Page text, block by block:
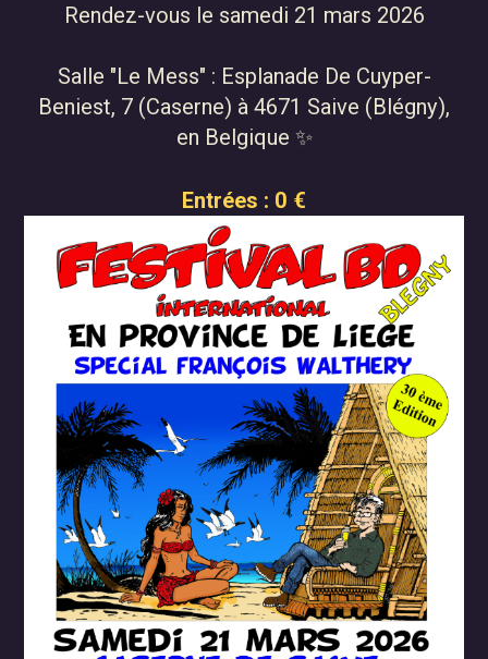
01 Accueil
02 Le festival BD Fly
Archives
04 Nous contacter
Rendez-vous le samedi 21 mars 2026
Salle "Le Mess" : Esplanade De Cuyper-
Beniest, 7 (Caserne) à 4671 Saive (Blégny),
en Belgique ✨
Entrées : 0 €